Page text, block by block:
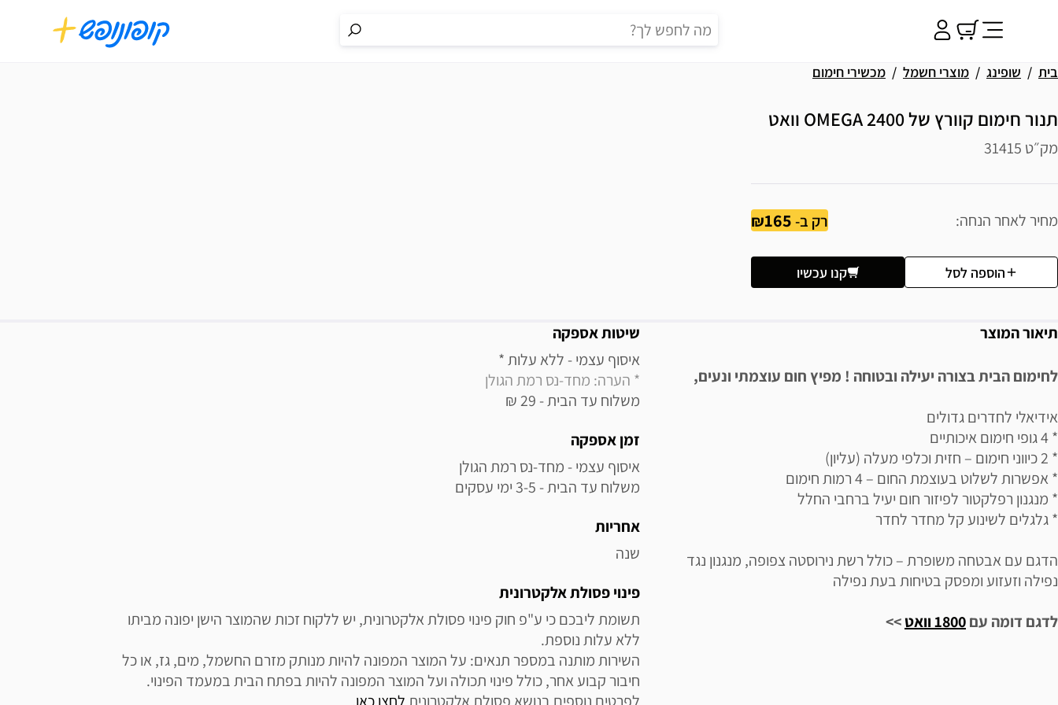
בית שופינג מוצרי חשמל מכשירי חימום
תנור חימום קוורץ של OMEGA 2400 וואט
מק״ט 31415
מחיר לאחר הנחה רק ב-165
הוספה לסל קנו עכשיו
תיאור המוצר
לחימום הבית בצורה יעילה ובטוחה ! מפיץ חום עוצמתי ונעים,
אידיאלי לחדרים גדולים
* 4 גופי חימום איכותיים
* 2 כיווני חימום – חזית וכלפי מעלה (עליון)
* אפשרות לשלוט בעוצמת החום – 4 רמות חימום
* מנגנון רפלקטור לפיזור חום יעיל ברחבי החלל
* גלגלים לשינוע קל מחדר לחדר
הדגם עם אבטחה משופרת – כולל רשת נירוסטה צפופה, מנגנון נגד
נפילה וזעזוע ומפסק בטיחות בעת נפילה
לדגם דומה עם1800 וואט >>
מידע נוסף
שיטות אספקה
איסוף עצמי - ללא עלות *
* הערה: מחד-נס רמת הגולן
משלוח עד הבית - 29 ₪
זמן אספקה
משלוח עד הבית - 3-5 ימי עסקים
אחריות
שנה
פינוי פסולת אלקטרונית